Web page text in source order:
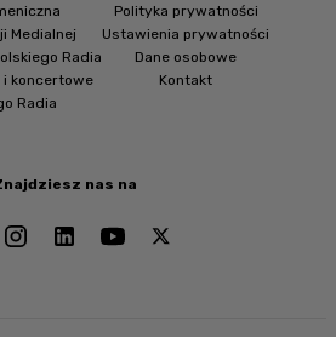
nas na
Medialnej
Radia
koncertowe
Radia
Polityka prywatności
Ustawienia prywatności
Dane osobowe
Kontakt